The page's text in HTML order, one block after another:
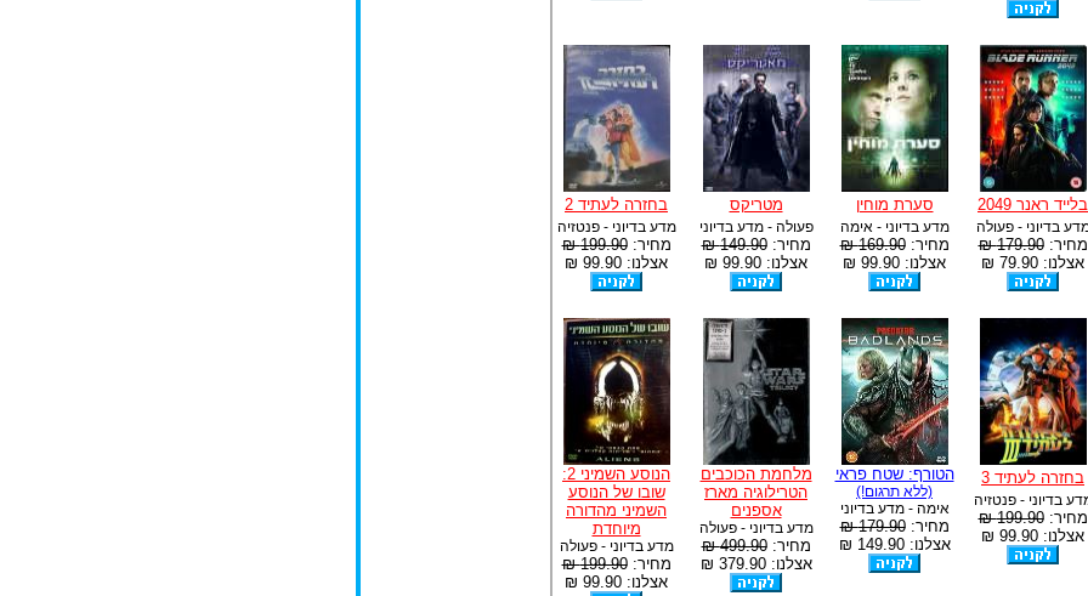
בלייד ראנר 2049
בדיוני - פעולה
מחיר:179.90 ₪
אצלנו: 79.90 ₪
סערת מוחין
מדע בדיוני - אימה
מחיר:169.90 ₪
אצלנו: 99.90 ₪
מטריקס
פעולה - מדע בדיוני
מחיר:149.90 ₪
אצלנו: 99.90 ₪
בחזרה לעתיד 2
מדע בדיוני - פנטזיה
מחיר:199.90 ₪
אצלנו: 99.90 ₪
בחזרה לעתיד 3
בדיוני - פנטזיה
מחיר:199.90 ₪
אצלנו: 99.90 ₪
הטורף: שטח פראי
(ללא תרגום!)
אימה - מדע בדיוני
מחיר:179.90 ₪
אצלנו: 149.90 ₪
מלחמת הכוכבים
הטרילוגיה מארז
אספנים
מדע בדיוני - פעולה
מחיר:499.90 ₪
אצלנו: 379.90 ₪
הנוסע השמיני 2:
שובו של הנוסע
השמיני מהדורה
מיוחדת
מדע בדיוני - פעולה
מחיר:199.90 ₪
אצלנו: 99.90 ₪